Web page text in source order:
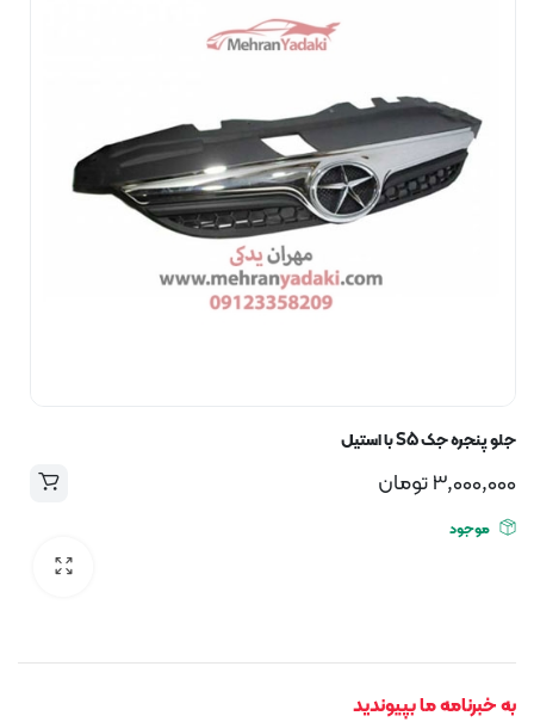
جلو پنجره جک S5 با استیل
3,000,000تومان
موجود
به خبرنامه ما بپیوندید